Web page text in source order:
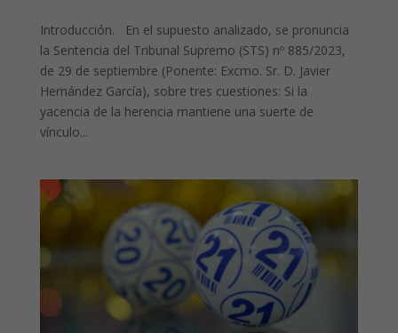
Introducción. En el supuesto analizado, se pronuncia
la Sentencia del Tribunal Supremo (STS) nº 885/2023,
de 29 de septiembre (Ponente: Excmo. Sr. D. Javier
Hernández García), sobre tres cuestiones: Si la
yacencia de la herencia mantiene una suerte de
vínculo...